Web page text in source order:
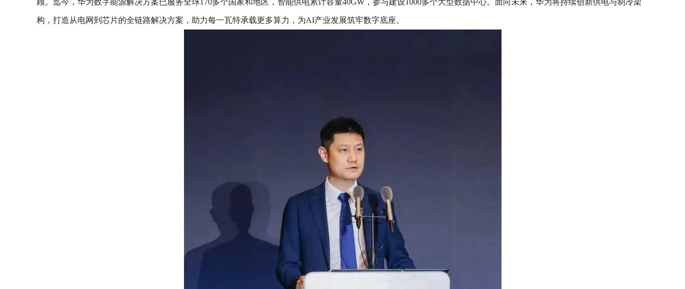
顾。迄今，华为数字能源解决方案已服务全球170多个国家和地区，智能供电累计容量40GW，参与建设1000多个大型数据中心。面向未来，华为将持续创新供电与制冷架
构，打造从电网到芯片的全链路解决方案，助力每一瓦特承载更多算力，为AI产业发展筑牢数字底座。